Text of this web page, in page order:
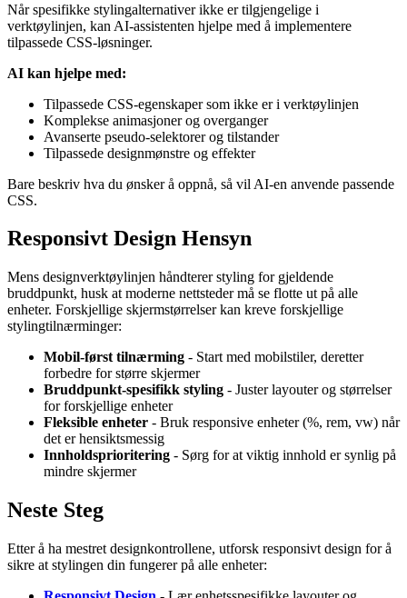
Når spesifikke stylingalternativer ikke er tilgjengelige i
verktøylinjen, kan AI-assistenten hjelpe med å implementere
tilpassede CSS-løsninger.
AI kan hjelpe med:
Tilpassede CSS-egenskaper som ikke er i verktøylinjen
Komplekse animasjoner og overganger
Avanserte pseudo-selektorer og tilstander
Tilpassede designmønstre og effekter
Bare beskriv hva du ønsker å oppnå, så vil AI-en anvende passende
CSS.
Responsivt Design Hensyn
Mens designverktøylinjen håndterer styling for gjeldende
bruddpunkt, husk at moderne nettsteder må se flotte ut på alle
enheter. Forskjellige skjermstørrelser kan kreve forskjellige
stylingtilnærminger:
Mobil-først tilnærming - Start med mobilstiler, deretter
forbedre for større skjermer
Bruddpunkt-spesifikk styling - Juster layouter og størrelser
for forskjellige enheter
Fleksible enheter - Bruk responsive enheter (%, rem, vw) når
det er hensiktsmessig
Innholdsprioritering - Sørg for at viktig innhold er synlig på
mindre skjermer
Neste Steg
Etter å ha mestret designkontrollene, utforsk responsivt design for å
sikre at stylingen din fungerer på alle enheter: